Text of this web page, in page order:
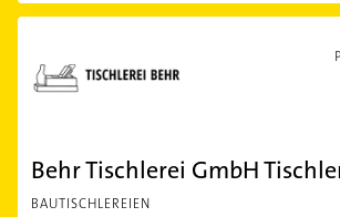
Behr Tischlerei GmbH
BAUTISCHLEREIEN